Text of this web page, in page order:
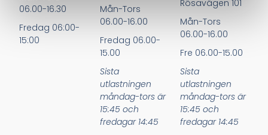
06.00-16.30
Fredag 06:00-
15:00
Mån-Tors
06.00-16.00
Fredag 06.00-
15.00
Sista
utlastningen
måndag-tors är
15:45 och
fredagar 14:45
Rösavägen 101
Mån-Tors
06.00-16.00
Fre 06.00-15.00
Sista
utlastningen
måndag-tors är
15:45 och
fredagar 14:45